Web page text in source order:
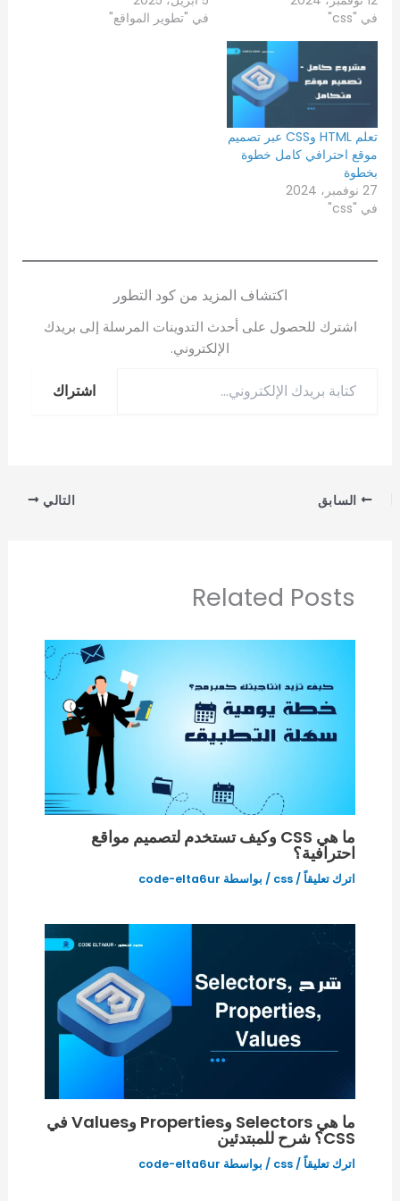
في "css"
في "تطوير المواقع"
تعلم HTML وCSS عبر تصميم
موقع احترافي كامل خطوة
بخطوة
27 نوفمبر، 2024
في "css"
اكتشاف المزيد من كود التطور
اشترك للحصول على أحدث التدوينات المرسلة إلى بريدك
الإلكتروني.
اشتراك
السابق التالي
Related Posts
ما هي CSS وكيف تستخدم لتصميم مواقع
احترافية؟
اترك تعليقاً/
css / بواسطة code-elta6ur
ما هي Selectors وProperties وValues في
CSS؟ شرح للمبتدئين
اترك تعليقاً/
css / بواسطة code-elta6ur